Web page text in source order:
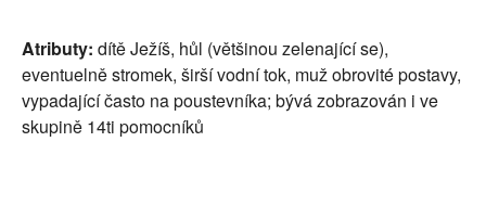
Atributy: dítě Ježíš, hůl (většinou zelenající se),
eventuelně stromek, širší vodní tok, muž obrovité postavy,
vypadající často na poustevníka; bývá zobrazován i ve
skupině 14ti pomocníků